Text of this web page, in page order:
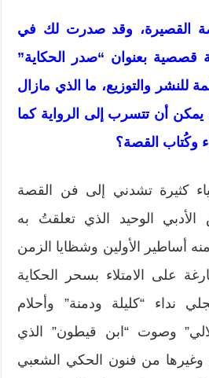
القصيرة، وقد صدرت لك في
قصصية بعنوان “صدر الحكاية”
للنشر والتوزيع، ما الذي مازال
أن تتسرب إلى الرواية كما
وكُتاب القصة؟
كثيرة تشدني إلى فن القصة
الأدبي الوحيد الذي تعلقتُ به
أساطير الأولين وشظايا الزمن
على الامتلاء بسحر الحكاية
نداء “كليلة ودمنة” وأحلام
وصوت “ابن قيطون” الذي
وغيرها من فنون الحكي الشعبي